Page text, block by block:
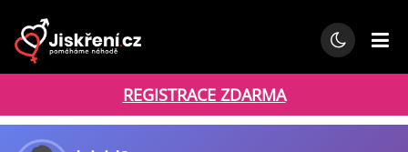
REGISTRACE ZDARMA